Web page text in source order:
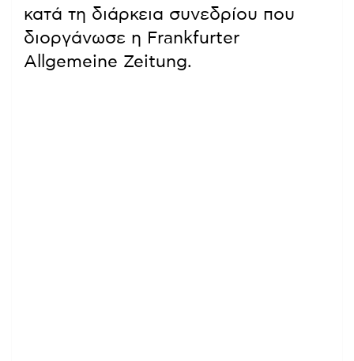
κατά τη διάρκεια συνεδρίου που
διοργάνωσε η Frankfurter
Allgemeine Zeitung.